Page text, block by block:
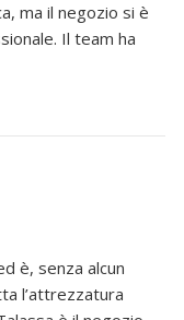
ma il negozio si è
Il team ha
è, senza alcun
l’attrezzatura